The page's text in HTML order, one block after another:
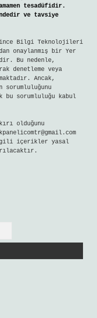
tesadüfidir.
ve tavsiye
Bilgi Teknolojileri
onaylanmış bir Yer
Bu nedenle,
denetleme veya
Ancak,
bu sorumluluğu kabul
olduğunu
içerikler yasal